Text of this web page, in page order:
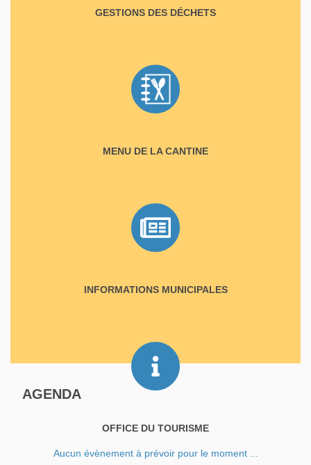
GESTIONS DES DÉCHETS
MENU DE LA CANTINE
INFORMATIONS MUNICIPALES
OFFICE DU TOURISME
AGENDA
Aucun évènement à prévoir pour le moment ...